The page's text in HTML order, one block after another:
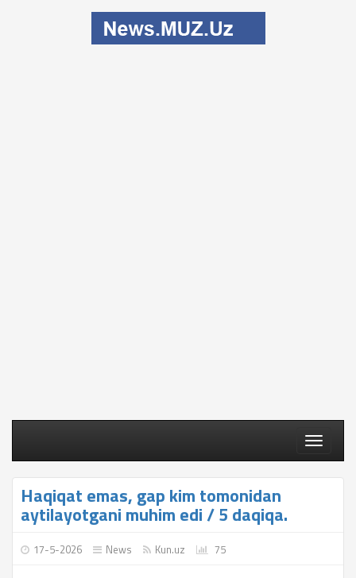
Toggle
Haqiqat emas, gap kim tomonidan
aytilayotgani muhim edi / 5 daqiqa.
17-5-2026 News Kun.uz 75